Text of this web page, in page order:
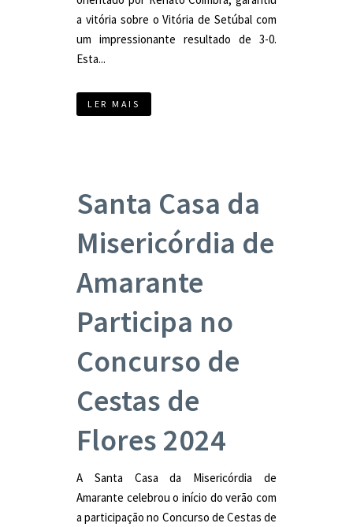
a vitória sobre o Vitória de Setúbal com
um impressionante resultado de 3-0.
Esta...
LER MAIS
Santa Casa da
Misericórdia de
Amarante
Participa no
Concurso de
Cestas de
Flores 2024
A Santa Casa da Misericórdia de
Amarante celebrou o início do verão com
a participação no Concurso de Cestas de